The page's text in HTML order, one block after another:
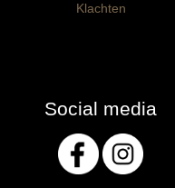
Klachten
Social media